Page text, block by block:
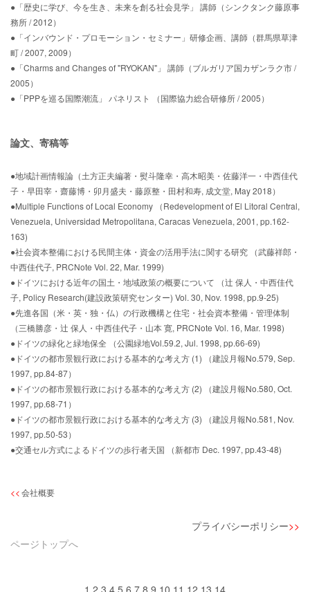
●「歴史に学び、今を生き、未来を創る社会見学」 講師（シンクタンク藤原事
務所 / 2012）
●「インバウンド・プロモーション・セミナー」研修企画、講師（群馬県草津
町 / 2007, 2009）
●「Charms and Changes of "RYOKAN"」 講師（ブルガリア国カザンラク市 /
2005）
●「PPPを巡る国際潮流」 パネリスト （国際協力総合研修所 / 2005）
論文、寄稿等
●地域計画情報論（土方正夫編著・熨斗隆幸・高木昭美・佐藤洋一・中西佳代
子・早田宰・齋藤博・卯月盛夫・藤原整・田村和寿, 成文堂, May 2018）
●Multiple Functions of Local Economy （Redevelopment of El Litoral Central,
Venezuela, Universidad Metropolitana, Caracas Venezuela, 2001, pp.162-
163)
●社会資本整備における民間主体・資金の活用手法に関する研究 （武藤祥郎・
中西佳代子, PRCNote Vol. 22, Mar. 1999)
●ドイツにおける近年の国土・地域政策の概要について （辻 保人・中西佳代
子, Policy Research(建設政策研究センター) Vol. 30, Nov. 1998, pp.9-25)
●先進各国（米・英・独・仏）の行政機構と住宅・社会資本整備・管理体制
（三橋勝彦・辻 保人・中西佳代子・山本 寛, PRCNote Vol. 16, Mar. 1998)
●ドイツの緑化と緑地保全 （公園緑地Vol.59.2, Jul. 1998, pp.66-69)
●ドイツの都市景観行政における基本的な考え方 (1) （建設月報No.579, Sep.
1997, pp.84-87）
●ドイツの都市景観行政における基本的な考え方 (2) （建設月報No.580, Oct.
1997, pp.68-71）
●ドイツの都市景観行政における基本的な考え方 (3) （建設月報No.581, Nov.
1997, pp.50-53）
●交通セル方式によるドイツの歩行者天国 （新都市 Dec. 1997, pp.43-48)
会社概要
プライバシーポリシー
ページトップへ
1 2 3 4 5 6 7 8 9 10 11 12 13 14